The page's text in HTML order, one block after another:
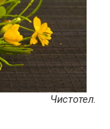
Чистотел.